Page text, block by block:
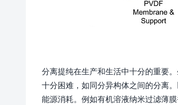
分离提纯在生产和生活中十分的重要
十分困难，如同分异构体之间的分离
能源消耗。例如有机溶液纳米过滤薄